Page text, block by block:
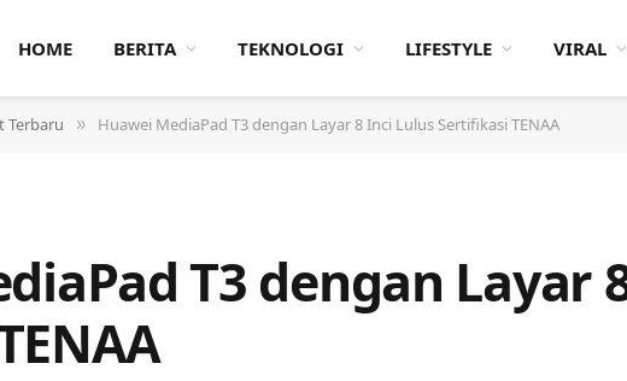
HOME BERITA TEKNOLOGI LIFESTYLE VIRAL
Terbaru » Huawei MediaPad T3 dengan Layar 8 Inci Lulus Sertifikasi TENAA
T3 dengan Layar